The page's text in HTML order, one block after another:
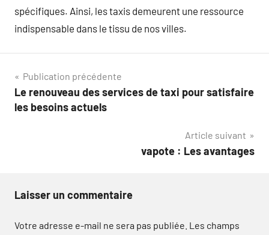
spécifiques. Ainsi, les taxis demeurent une ressource
indispensable dans le tissu de nos villes.
Navigation
de
Publication précédente
Le renouveau des services de taxi pour satisfaire
les besoins actuels
Article suivant
vapote : Les avantages
Laisser un commentaire
Votre adresse e-mail ne sera pas publiée. Les champs